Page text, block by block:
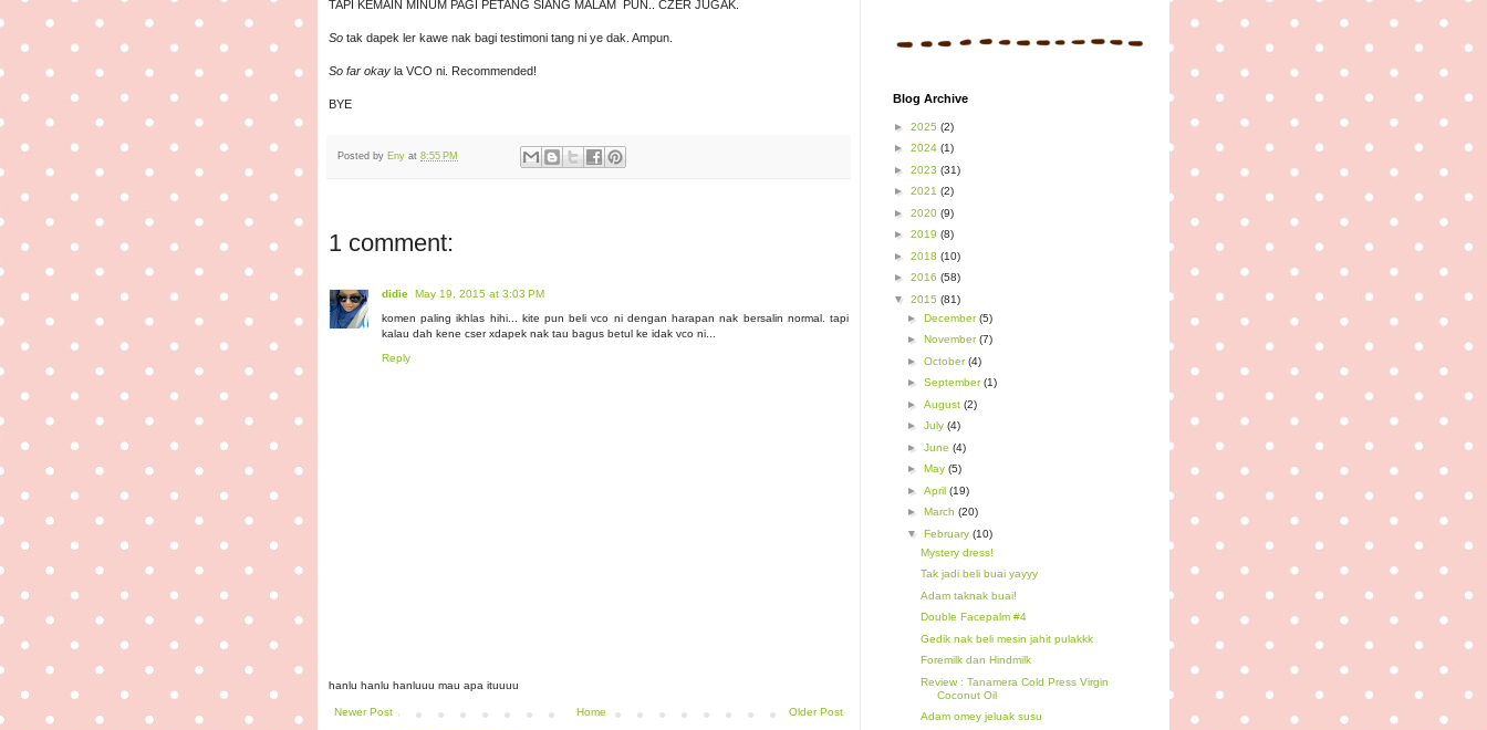
TAPI KEMAIN MINUM PAGI PETANG SIANG MALAM PUN.. CZER JUGAK.
So tak dapek ler kawe nak bagi testimoni tang ni ye dak. Ampun.
So far okay la VCO ni. Recommended!
BYE
Posted by Eny at 8:55 PM
1 comment:
didie May 19, 2015 at 3:03 PM
komen paling ikhlas hihi... kite pun beli vco ni dengan harapan nak bersalin normal. tapi
kalau dah kene cser xdapek nak tau bagus betul ke idak vco ni...
Reply
hanlu hanlu hanluuu mau apa ituuuu
Newer Post Older Post
Home
Blog Archive
► 2025 (2)
► 2024 (1)
► 2023 (31)
► 2021 (2)
► 2020 (9)
► 2019 (8)
► 2018 (10)
► 2016 (58)
▼ 2015 (81)
► December(5)
► November(7)
► October(4)
► September(1)
► August (2)
► July (4)
► June (4)
► May (5)
► April (19)
► March (20)
▼ February (10)
Mystery dress!
Tak jadi beli buai yayyy
Adam taknak buai!
Double Facepalm #4
Gedik nak beli mesin jahit pulakkk
Foremilk dan Hindmilk
Review : Tanamera Cold Press Virgin
Coconut Oil
Adam omey jeluak susu